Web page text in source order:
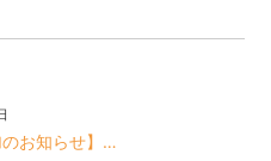
のお知らせ】…